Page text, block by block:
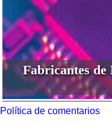
Fabricantes
Política de comentarios